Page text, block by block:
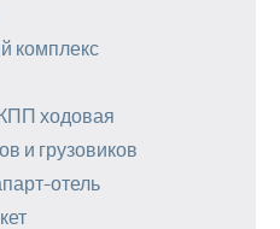
комплекс
ходовая
и грузовиков
отель